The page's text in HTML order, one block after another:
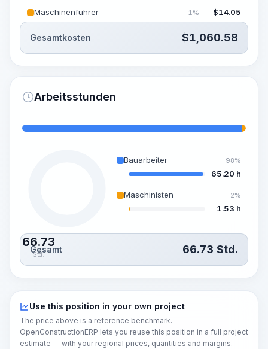
Maschinenführer 1% $14.05
Gesamtkosten $1,060.58
Arbeitsstunden
66.73
Std.
Bauarbeiter 98%
65.20 h
Maschinisten 2%
1.53 h
Gesamt 66.73 Std.
Use this position in your own project
The price above is a reference benchmark.
OpenConstructionERP lets you reuse this position in a full project
estimate — with your regional prices, quantities and margins.